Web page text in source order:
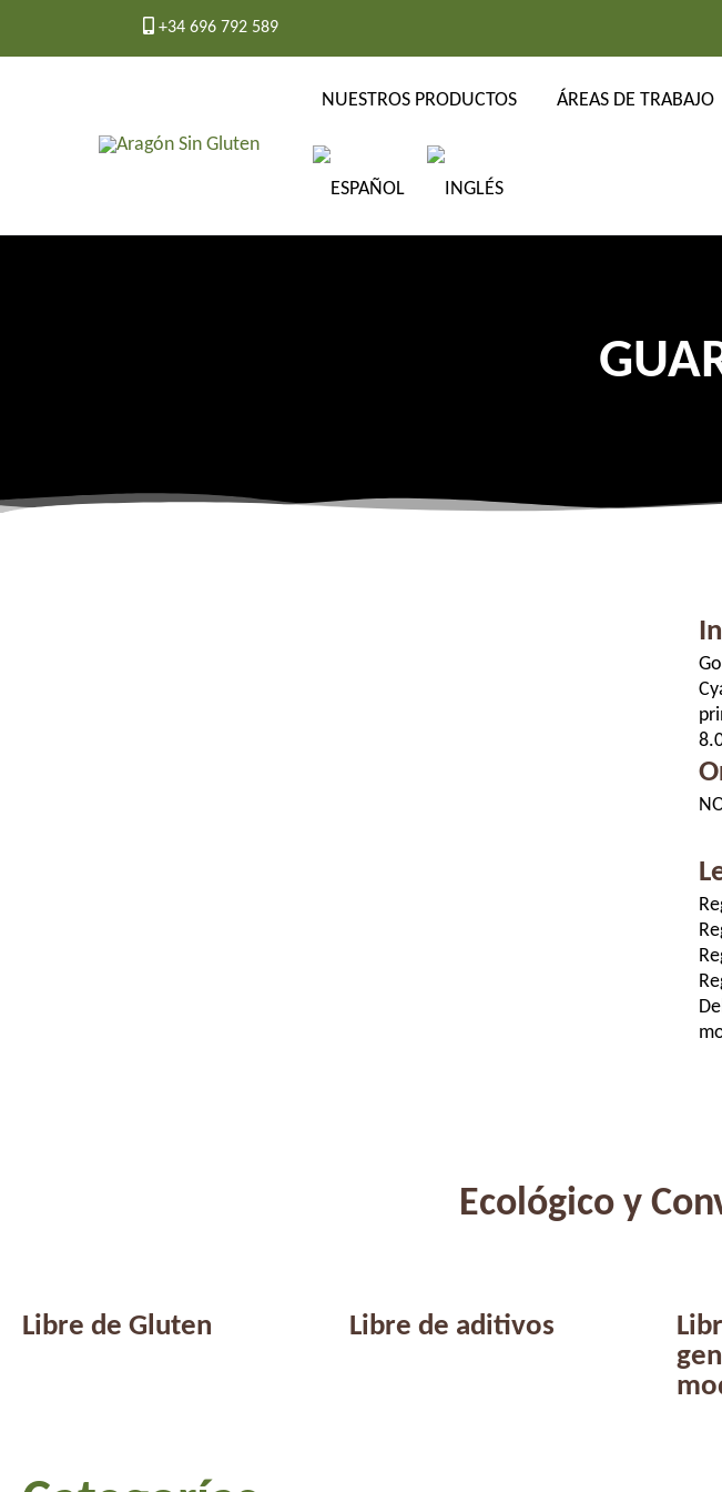
+34 696 792 589
NUESTROS PRODUCTOS ÁREAS DE TRABAJO
Ecológico y
Libre de Gluten Libre de aditivos